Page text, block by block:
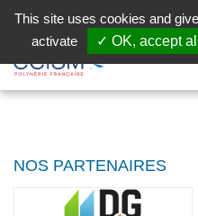
Facebook (Customer
NOS PARTENAIRES
This site uses cookies and
activate
✓ OK, accept all